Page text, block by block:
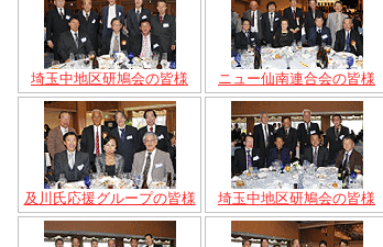
埼玉中地区研鳩会の皆様 ニュー仙南連合会の皆様
及川氏応援グループの皆様 埼玉中地区研鳩会の皆様